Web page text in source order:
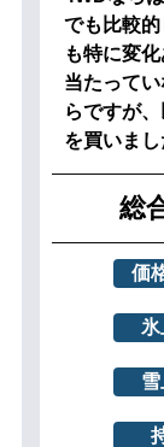
でも比較
も特に変
当たって
らですが
を買いま
総
価